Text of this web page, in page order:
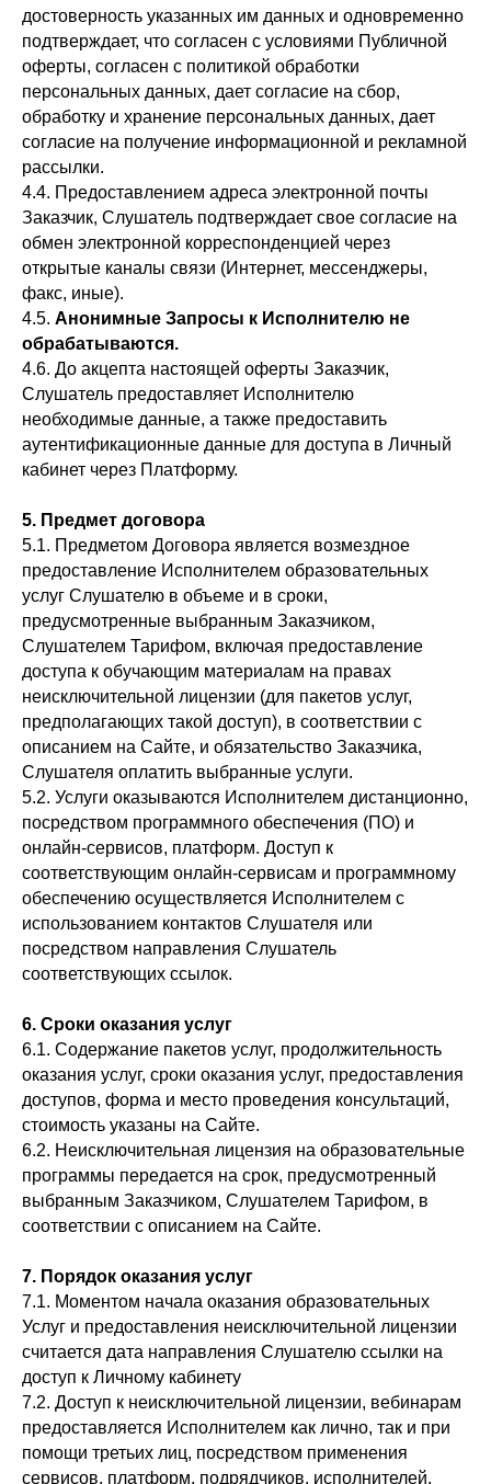
достоверность указанных им данных и одновременно
подтверждает, что согласен с условиями Публичной
оферты, согласен с политикой обработки
персональных данных, дает согласие на сбор,
обработку и хранение персональных данных, дает
согласие на получение информационной и рекламной
рассылки.
4.4. Предоставлением адреса электронной почты
Заказчик, Слушатель подтверждает свое согласие на
обмен электронной корреспонденцией через
открытые каналы связи (Интернет, мессенджеры,
факс, иные).
4.5. Анонимные Запросы к Исполнителю не
обрабатываются.
4.6. До акцепта настоящей оферты Заказчик,
Слушатель предоставляет Исполнителю
необходимые данные, а также предоставить
аутентификационные данные для доступа в Личный
кабинет через Платформу.
5. П редмет договора
5.1. Предметом Договора является возмездное
предоставление Исполнителем образовательных
услуг Слушателю в объеме и в сроки,
предусмотренные выбранным Заказчиком,
Слушателем Тарифом, включая предоставление
доступа к обучающим материалам на правах
неисключительной лицензии (для пакетов услуг,
предполагающих такой доступ), в соответствии с
описанием на Сайте, и обязательство Заказчика,
Слушателя оплатить выбранные услуги.
5.2. Услуги оказываются Исполнителем дистанционно,
посредством программного обеспечения (ПО) и
онлайн-сервисов, платформ. Доступ к
соответствующим онлайн-сервисам и программному
обеспечению осуществляется Исполнителем с
использованием контактов Слушателя или
посредством направления Слушатель
соответствующих ссылок.
6. Сроки оказания услуг
6.1. Содержание пакетов услуг, продолжительность
оказания услуг, сроки оказания услуг, предоставления
доступов, форма и место проведения консультаций,
стоимость указаны на Сайте.
6.2. Неисключительная лицензия на образовательные
программы передается на срок, предусмотренный
выбранным Заказчиком, Слушателем Тарифом, в
соответствии с описанием на Сайте.
7. Порядок оказания услуг
7.1. Моментом начала оказания образовательных
Услуг и предоставления неисключительной лицензии
считается дата направления Слушателю ссылки на
доступ к Личному кабинету
7.2. Доступ к неисключительной лицензии, вебинарам
предоставляется Исполнителем как лично, так и при
помощи третьих лиц, посредством применения
сервисов, платформ, подрядчиков, исполнителей.